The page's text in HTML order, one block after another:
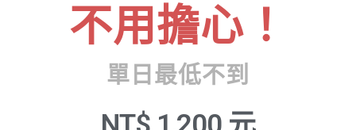
不用擔心！
單日最低不到